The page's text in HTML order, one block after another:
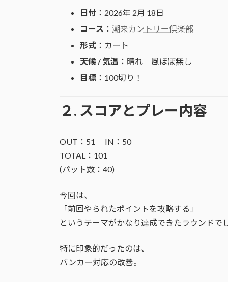
日付 ：2026年 2月 18日
コース ： 潮来カントリー倶楽部
形式 ：カート
天候 / 気温 ：晴れ 風ほぼ無し
目標 ：100切り！
２. スコアとプレー内容
OUT：51 IN：50
TOTAL：101
(パット数：40)
今回は、
「前回やられたポイントを攻略する」
というテーマがかなり達成できたラウンドで
特に印象的だったのは、
バンカー対応の改善。